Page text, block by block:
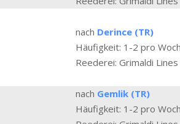
nach Derince (TR)
Häufigkeit: 1-2 pro
Reederei: Grimaldi
nach Gemlik (TR)
Häufigkeit: 1-2 pro